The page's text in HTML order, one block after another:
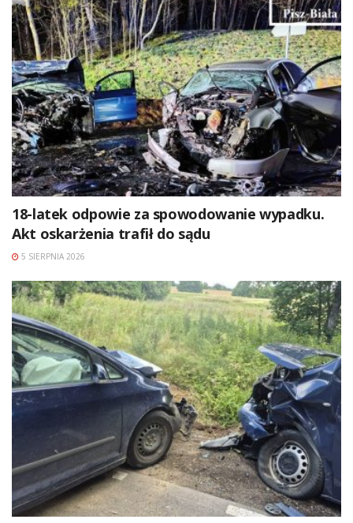
18-latek odpowie za spowodowanie wypadku.
Akt oskarżenia trafił do sądu
5 SIERPNIA 2026